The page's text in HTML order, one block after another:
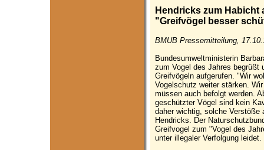
Hendricks zum Habicht
"Greifvögel besser
BMUB Pressemitteilung,
Bundesumweltministerin
zum Vogel des Jahres begrüßt
Greifvögeln aufgerufen. "Wir
Vogelschutz weiter stärken.
müssen auch befolgt werden.
geschützter Vögel sind kein
daher wichtig, solche Verstöße
Hendricks. Der
Greifvogel zum "Vogel des
unter illegaler Verfolgung leidet.